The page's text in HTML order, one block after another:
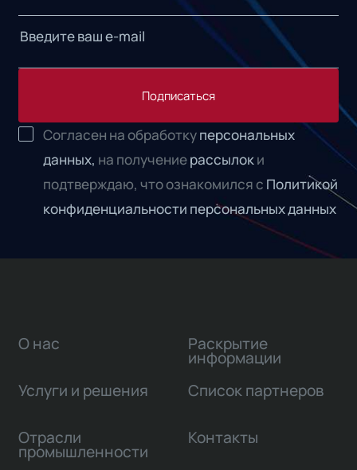
Подписаться
Согласен на обработкуперсональных
данных, на получениерассылоки
подтверждаю, что ознакомился с Политикой
конфиденциальности персональных данных
О нас
Услуги и решения
Отрасли
промышленности
Раскрытие
информации
Список партнеров
Контакты